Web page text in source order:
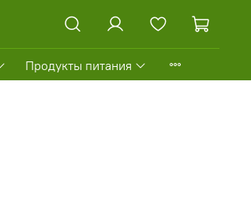
Продукты питания